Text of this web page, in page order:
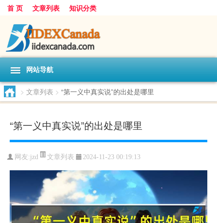
首 页 文章列表 知识分类
网站导航
> 文章列表 > “第一义中真实说”的出处是哪里
“第一义中真实说”的出处是哪里
网友:jzd 文章列表 2024-11-23 00:19:13